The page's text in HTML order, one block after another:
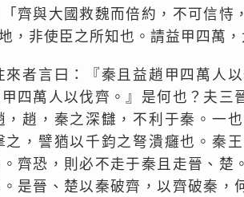
齊與大國救魏而倍約，不可信
，非使臣之所知也。請益甲四萬，
者言曰：『秦且益趙甲四萬人
四萬人以伐齊。』是何也？夫
趙，秦之深讎，不利于秦。一
，譬猶以千鈞之弩潰癰也。秦
齊恐，則必不走于秦且走晉、
是晉、楚以秦破齊，以齊破秦